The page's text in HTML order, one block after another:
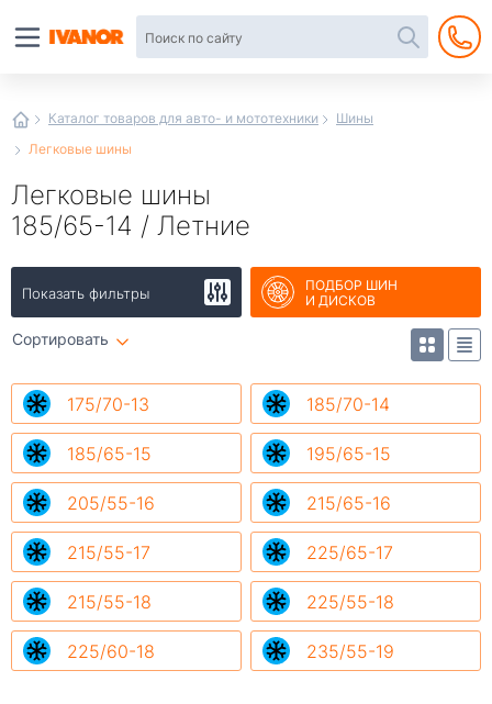
Каталог товаров для авто- и мототехники
Шины
Легковые шины
Легковые шины
185/65-14 / Летние
Показать фильтры
ПОДБОР ШИН
И ДИСКОВ
Сортировать
175/70-13 185/70-14
185/65-15 195/65-15
205/55-16 215/65-16
215/55-17 225/65-17
215/55-18 225/55-18
225/60-18 235/55-19
интернет-